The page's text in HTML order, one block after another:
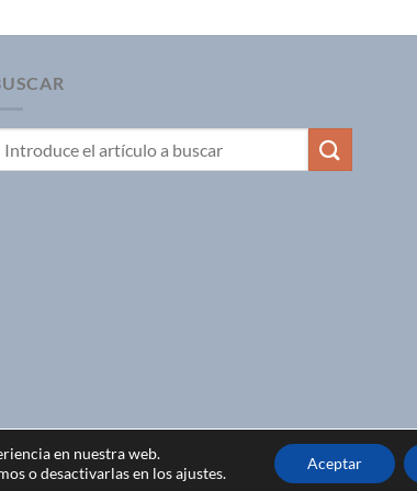
Copyright 2026 © Ferreteria Gocasa
en nuestra web.
o desactivarlas en los ajustes.
Aceptar